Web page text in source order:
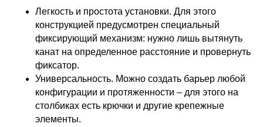
Легкость и простота установки. Для этого
конструкцией предусмотрен специальный
фиксирующий механизм: нужно лишь вытянуть
канат на определенное расстояние и провернуть
фиксатор.
Универсальность. Можно создать барьер любой
конфигурации и протяженности – для этого на
столбиках есть крючки и другие крепежные
элементы.